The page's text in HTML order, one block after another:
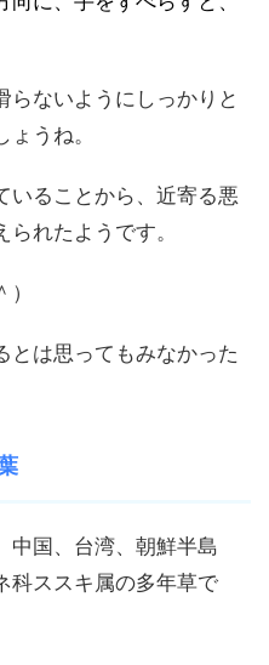
らないようにしっかりと
うね。
いることから、近寄る悪
れたようです。
とは思ってもみなかった
中国、台湾、朝鮮半島
科ススキ属の多年草で